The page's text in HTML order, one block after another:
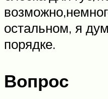
остальном, я
порядке.
Вопрос